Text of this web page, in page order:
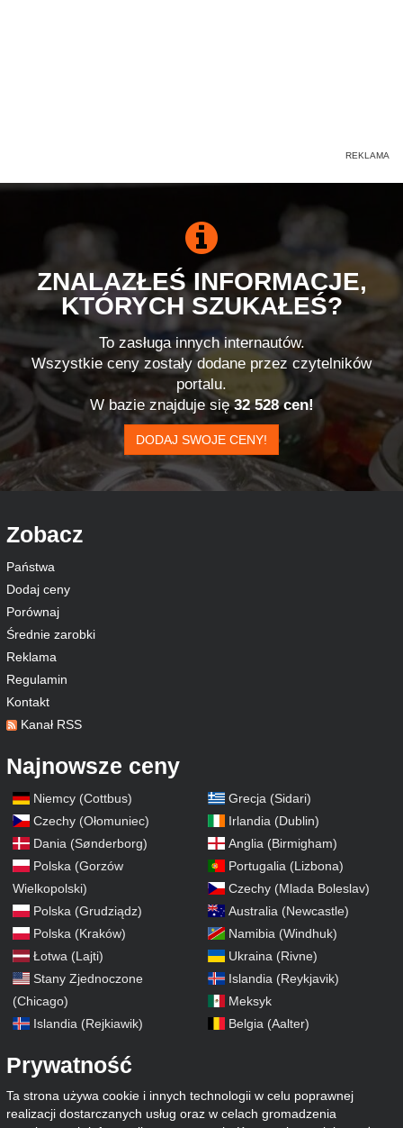
ZNALAZŁEŚ INFORMACJE,
KTÓRYCH SZUKAŁEŚ?
To zasługa innych internautów.
Wszystkie ceny zostały dodane przez czytelników
portalu.
W bazie znajduje się32 528 cen!
DODAJ SWOJE CENY!
Zobacz
Państwa
Dodaj ceny
Porównaj
Średnie zarobki
Reklama
Regulamin
Kontakt
Kanał RSS
Najnowsze ceny
Niemcy (Cottbus)
Czechy (Ołomuniec)
Dania (Sønderborg)
Polska (Gorzów
Wielkopolski)
Polska (Grudziądz)
Polska (Kraków)
Łotwa (Lajti)
Stany Zjednoczone
(Chicago)
Islandia (Rejkiawik)
Grecja (Sidari)
Irlandia (Dublin)
Anglia (Birmigham)
Portugalia (Lizbona)
Czechy (Mlada Boleslav)
Australia (Newcastle)
Namibia (Windhuk)
Ukraina (Rivne)
Islandia (Reykjavik)
Meksyk
Belgia (Aalter)
Prywatność
Ta strona używa cookie i innych technologii w celu poprawnej
realizacji dostarczanych usług oraz w celach gromadzenia